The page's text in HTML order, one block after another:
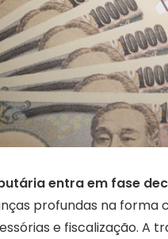
entra em fase
profundas na
e fiscalização. A